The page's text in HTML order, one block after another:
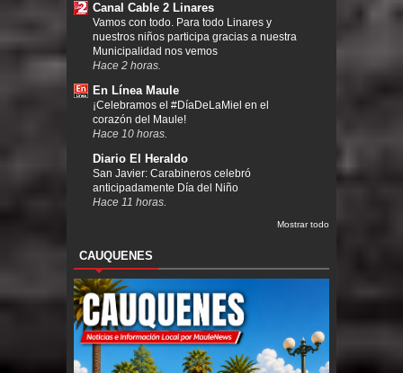
Canal Cable 2 Linares
Vamos con todo. Para todo Linares y
nuestros niños participa gracias a nuestra
Municipalidad nos vemos
Hace 2 horas.
En Línea Maule
¡Celebramos el #DíaDeLaMiel en el
corazón del Maule!
Hace 10 horas.
Diario El Heraldo
San Javier: Carabineros celebró
anticipadamente Día del Niño
Hace 11 horas.
Mostrar todo
CAUQUENES